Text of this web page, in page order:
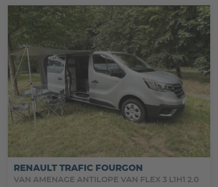
RENAULT TRAFIC FOURGON
VAN AMENAGE ANTILOPE VAN FLEX 3 L1H1 2.0